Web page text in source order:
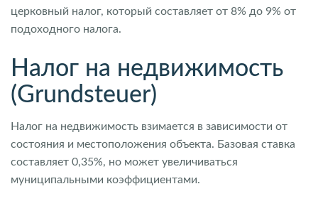
церковный налог, который составляет от 8% до 9% от
подоходного налога.
Налог на недвижимость
(Grundsteuer)
Налог на недвижимость взимается в зависимости от
состояния и местоположения объекта. Базовая ставка
составляет 0,35%, но может увеличиваться
муниципальными коэффициентами.